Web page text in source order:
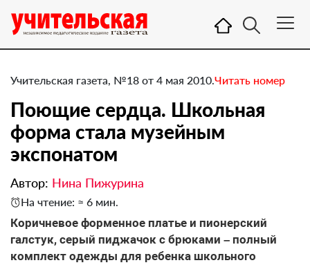
Учительская газета, №18 от 4 мая 2010.Читать номер
Поющие сердца. Школьная
форма стала музейным
экспонатом
Автор: Нина Пижурина
На чтение: ≈ 6 мин.
Коричневое форменное платье и пионерский
галстук, серый пиджачок с брюками – полный
комплект одежды для ребенка школьного